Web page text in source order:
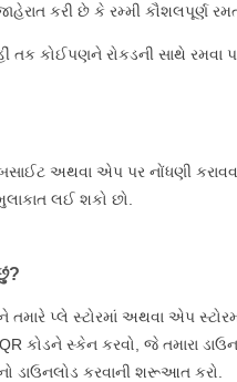
કરી છે કે રમ્મી કૌશલપૂર્ણ
કોઈપણને રોકડની સાથે રમવા
અથવા એપ પર નોંધણી
લઈ શકો છો.
પ્લે સ્ટોરમાં અથવા એપ
કોડને સ્કેન કરવો, જે તમારા
ડાઉનલોડ કરવાની શરૂઆત કરો.